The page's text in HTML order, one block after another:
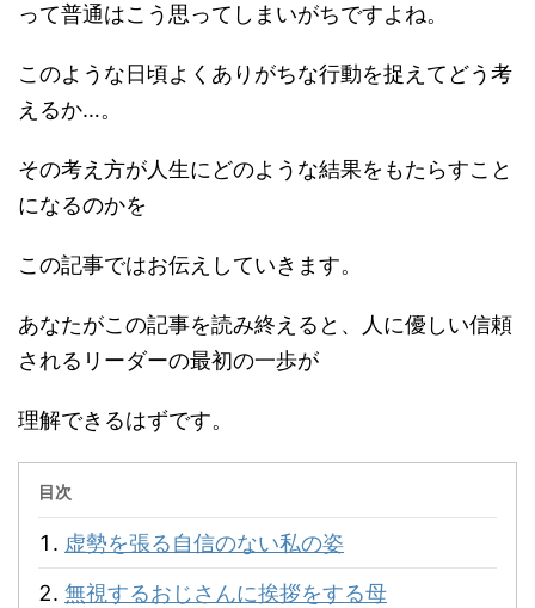
って普通はこう思ってしまいがちですよね。
このような日頃よくありがちな行動を捉えてどう考
えるか…。
その考え方が人生にどのような結果をもたらすこと
になるのかを
この記事ではお伝えしていきます。
あなたがこの記事を読み終えると、人に優しい信頼
されるリーダーの最初の一歩が
理解できるはずです。
目次
虚勢を張る自信のない私の姿
無視するおじさんに挨拶をする母